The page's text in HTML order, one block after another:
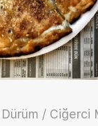
/ Ciğerci